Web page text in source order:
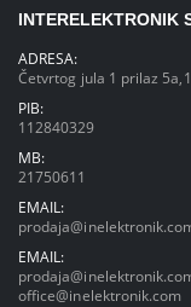
INTERELEKTRONIK
ADRESA:
Četvrtog jula 1 prilaz
PIB:
112840329
MB:
21750611
EMAIL:
EMAIL:
office@inelektronik.com